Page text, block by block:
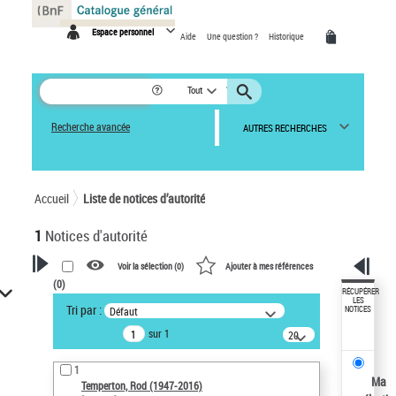
Espace personnel Aide Une question ? Historique
Tout
Recherche avancée AUTRES RECHERCHES
Accueil Liste de notices d’autorité
1 Notices d'autorité
VOTRE RECHERCHE
Recherche avancée dans les
notices d’autorité
Œuvres liées à l'auteur :
Temperton, Rod (1947-2016)
Voir la sélection (0) Ajouter à mes références
(0)
Tri par : Défaut
sur 1
20
résultats/page
1
Temperton, Rod (1947-2016)
RÉCUPÉRER
LES
NOTICES
Ma
Panneau de gestion des cookies